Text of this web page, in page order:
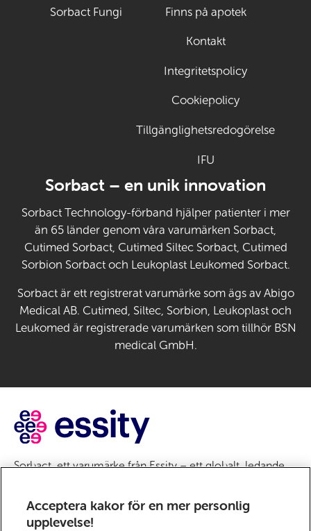
Sorbact Fungi Finns på apotek
Kontakt
Integritetspolicy
Cookiepolicy
Tillgänglighetsredogörelse
IFU
Sorbact – en unik innovation
Sorbact Technology-förband hjälper patienter i mer
än 65 länder genom våra varumärken Sorbact,
Cutimed Sorbact, Cutimed Siltec Sorbact, Cutimed
Sorbion Sorbact och Leukoplast Leukomed Sorbact.
Sorbact är ett registrerat varumärke som ägs av Abigo
Medical AB. Cutimed, Siltec, Sorbion, Leukoplast och
Leukomed är registrerade varumärken som tillhör BSN
medical GmbH.
Sorbact, ett varumärke från Essity – ett globalt, ledande
människor världen över våra produkter, lösningar och
tjänster. Vårt syfte är att bryta barriärer för välbefinnande,
Acceptera kakor för en mer personlig
upplevelse!